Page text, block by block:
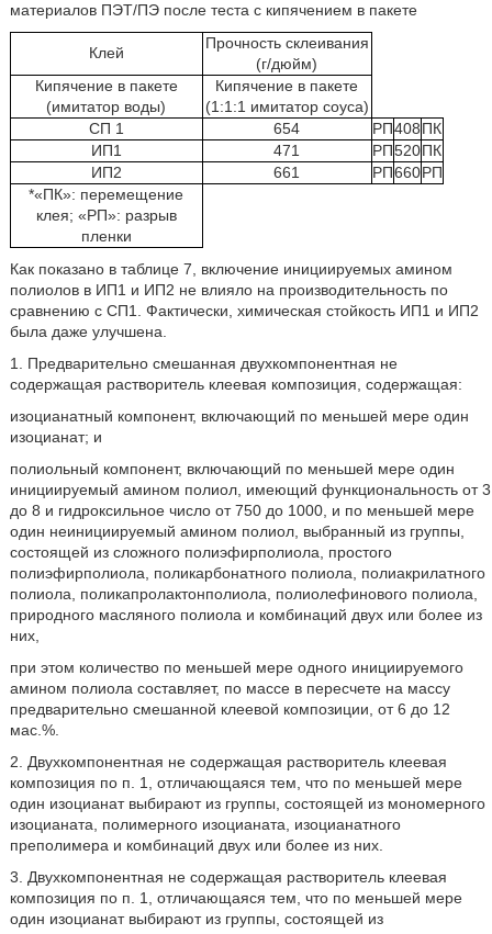
материалов ПЭТ/ПЭ после теста с кипячением в пакете
Клей
Прочность склеивания
(г/дюйм)
Кипячение в пакете
(имитатор воды)
Кипячение в пакете
(1:1:1 имитатор соуса)
СП 1
654 РП408ПК
ИП1
471 РП520ПК
ИП2
661 РП660РП
*«ПК»: перемещение
клея; «РП»: разрыв
пленки
Как показано в таблице 7, включение инициируемых амином
полиолов в ИП1 и ИП2 не влияло на производительность по
сравнению с СП1. Фактически, химическая стойкость ИП1 и ИП2
была даже улучшена.
1. Предварительно смешанная двухкомпонентная не
содержащая растворитель клеевая композиция, содержащая:
изоцианатный компонент, включающий по меньшей мере один
изоцианат; и
полиольный компонент, включающий по меньшей мере один
инициируемый амином полиол, имеющий функциональность от 3
до 8 и гидроксильное число от 750 до 1000, и по меньшей мере
один неинициируемый амином полиол, выбранный из группы,
состоящей из сложного полиэфирполиола, простого
полиэфирполиола, поликарбонатного полиола, полиакрилатного
полиола, поликапролактонполиола, полиолефинового полиола,
природного масляного полиола и комбинаций двух или более из
них,
при этом количество по меньшей мере одного инициируемого
амином полиола составляет, по массе в пересчете на массу
предварительно смешанной клеевой композиции, от 6 до 12
мас.%.
2. Двухкомпонентная не содержащая растворитель клеевая
композиция по п. 1, отличающаяся тем, что по меньшей мере
один изоцианат выбирают из группы, состоящей из мономерного
изоцианата, полимерного изоцианата, изоцианатного
преполимера и комбинаций двух или более из них.
3. Двухкомпонентная не содержащая растворитель клеевая
композиция по п. 1, отличающаяся тем, что по меньшей мере
один изоцианат выбирают из группы, состоящей из